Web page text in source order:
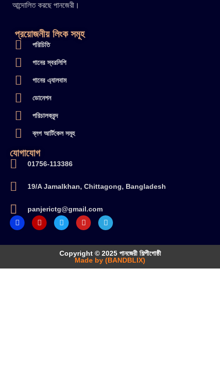
আন্দোলিত করছে পানজেরী।
প্রয়োজনীয় লিংক সমূহ
পরিচিতি
গানের স্বরলিপি
গানের এ্যালবাম
ডোনেশন
পরিচালকবৃন্দ
ব্লগ আর্টিকেল সমূহ
যোগাযোগ
01756-113386
19/A Jamalkhan, Chittagong, Bangladesh
panjerictg@gmail.com
Copyright © 2025 পানজেরী শিল্পীগোষ্ঠী
Made by (BANDBLIX)